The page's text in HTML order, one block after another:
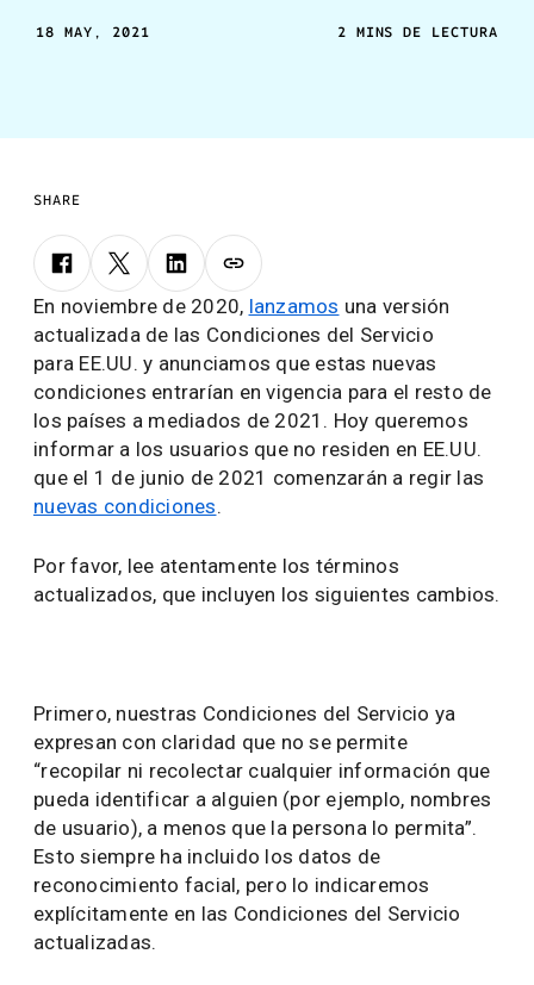
18 MAY, 2021 2 MINS DE LECTURA
SHARE
En noviembre de 2020, lanzamos una versión
actualizada de las Condiciones del Servicio
para EE.UU. y anunciamos que estas nuevas
condiciones entrarían en vigencia para el resto de
los países a mediados de 2021. Hoy queremos
informar a los usuarios que no residen en EE.UU.
que el 1 de junio de 2021 comenzarán a regir las
nuevas condiciones.
Por favor, lee atentamente los términos
actualizados, que incluyen los siguientes cambios.
Primero, nuestras Condiciones del Servicio ya
expresan con claridad que no se permite
“recopilar ni recolectar cualquier información que
pueda identificar a alguien (por ejemplo, nombres
de usuario), a menos que la persona lo permita”.
Esto siempre ha incluido los datos de
reconocimiento facial, pero lo indicaremos
explícitamente en las Condiciones del Servicio
actualizadas.